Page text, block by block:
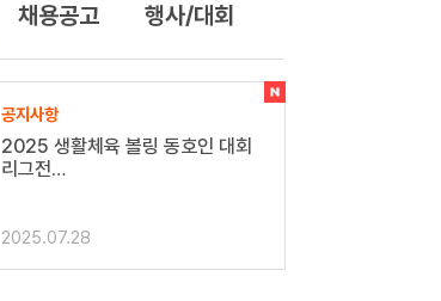
채용공고 행사/대회
공지사항
2025 신나는 주말체육프로그램
(학교 밖…
2025.04.22